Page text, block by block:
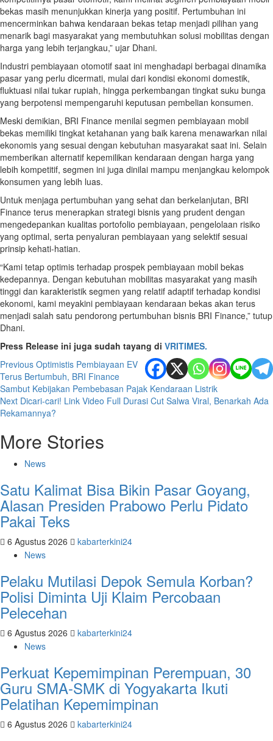
bekas masih menunjukkan kinerja yang positif. Pertumbuhan ini
mencerminkan bahwa kendaraan bekas tetap menjadi pilihan yang
menarik bagi masyarakat yang membutuhkan solusi mobilitas dengan
harga yang lebih terjangkau,” ujar Dhani.
Industri pembiayaan otomotif saat ini menghadapi berbagai dinamika
pasar yang perlu dicermati, mulai dari kondisi ekonomi domestik,
fluktuasi nilai tukar rupiah, hingga perkembangan tingkat suku bunga
yang berpotensi mempengaruhi keputusan pembelian konsumen.
Meski demikian, BRI Finance menilai segmen pembiayaan mobil
bekas memiliki tingkat ketahanan yang baik karena menawarkan nilai
ekonomis yang sesuai dengan kebutuhan masyarakat saat ini. Selain
memberikan alternatif kepemilikan kendaraan dengan harga yang
lebih kompetitif, segmen ini juga dinilai mampu menjangkau kelompok
konsumen yang lebih luas.
Untuk menjaga pertumbuhan yang sehat dan berkelanjutan, BRI
Finance terus menerapkan strategi bisnis yang prudent dengan
mengedepankan kualitas portofolio pembiayaan, pengelolaan risiko
yang optimal, serta penyaluran pembiayaan yang selektif sesuai
prinsip kehati-hatian.
“Kami tetap optimis terhadap prospek pembiayaan mobil bekas
kedepannya. Dengan kebutuhan mobilitas masyarakat yang masih
tinggi dan karakteristik segmen yang relatif adaptif terhadap kondisi
ekonomi, kami meyakini pembiayaan kendaraan bekas akan terus
menjadi salah satu pendorong pertumbuhan bisnis BRI Finance,” tutup
Dhani.
Press Release ini juga sudah tayang di VRITIMES.
Post
navigation
Previous Optimistis Pembiayaan EV
Terus Bertumbuh, BRI Finance
Sambut Kebijakan Pembebasan Pajak Kendaraan Listrik
Next Dicari-cari! Link Video Full Durasi Cut Salwa Viral, Benarkah Ada
Rekamannya?
More Stories
News
Satu Kalimat Bisa Bikin Pasar Goyang,
Alasan Presiden Prabowo Perlu Pidato
Pakai Teks
6 Agustus 2026
kabarterkini24
News
Pelaku Mutilasi Depok Semula Korban?
Polisi Diminta Uji Klaim Percobaan
Pelecehan
6 Agustus 2026
kabarterkini24
News
Perkuat Kepemimpinan Perempuan, 30
Guru SMA-SMK di Yogyakarta Ikuti
Pelatihan Kepemimpinan
6 Agustus 2026 kabarterkini24